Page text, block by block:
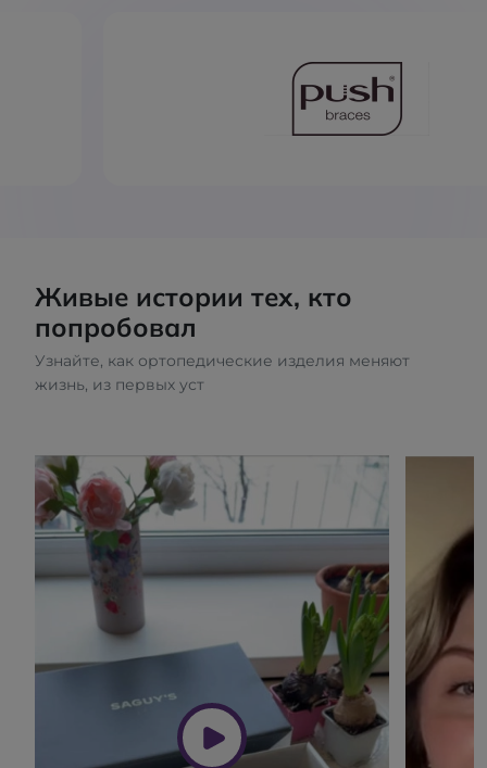
Живые истории тех, кто
попробовал
Узнайте, как ортопедические изделия меняют
жизнь, из первых уст